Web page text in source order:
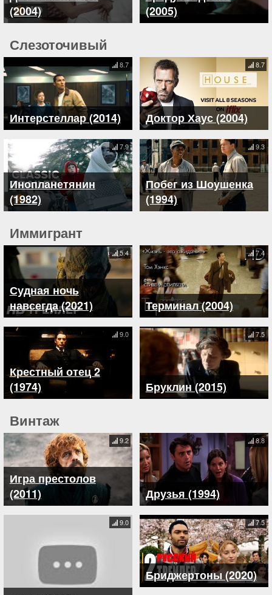
(2004)
(2005)
Слезоточивый
Интерстеллар (2014)
8.7
Доктор Хаус (2004)
8.7
Инопланетянин
(1982)
7.9
Побег из Шоушенка
(1994)
9.3
Иммигрант
Судная ночь
навсегда (2021)
5.4
Терминал (2004)
7.4
Крестный отец 2
(1974)
9.0
Бруклин (2015)
7.5
Винтаж
Игра престолов
(2011)
9.2
Друзья (1994)
8.8
9.0
Бриджертоны (2020)
7.5